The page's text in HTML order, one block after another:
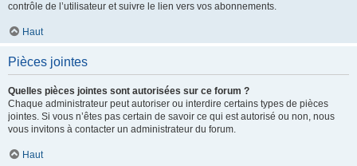
contrôle de l’utilisateur et suivre le lien vers vos abonnements.
Haut
Pièces jointes
Quelles pièces jointes sont autorisées sur ce forum ?
Chaque administrateur peut autoriser ou interdire certains types de pièces
jointes. Si vous n’êtes pas certain de savoir ce qui est autorisé ou non, nous
vous invitons à contacter un administrateur du forum.
Haut